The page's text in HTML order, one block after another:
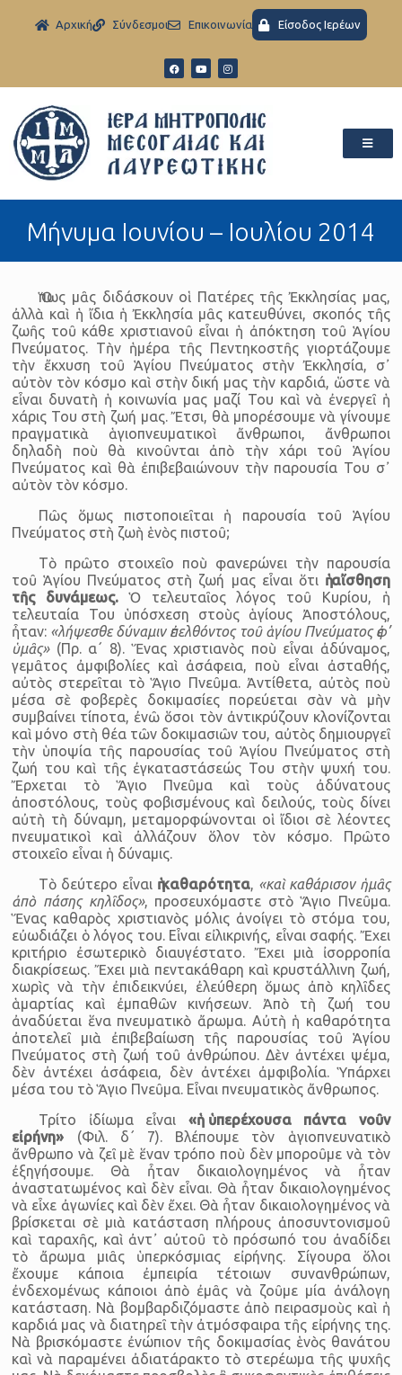
Aρχική Σύνδεσμοι Eπικοινωνία Είσοδος Ιερέων
Μήνυμα Ιουνίου – Ιουλίου 2014
Ὅπως μᾶς διδάσκουν οἱ Πατέρες τῆς Ἐκκλησίας μας,
ἀλλὰ καὶ ἡ ἴδια ἡ Ἐκκλησία μᾶς κατευθύνει, σκοπός τῆς
ζωῆς τοῦ κάθε χριστιανοῦ εἶναι ἡ ἀπόκτηση τοῦ Ἁγίου
Πνεύματος. Τὴν ἡμέρα τῆς Πεντηκοστῆς γιορτάζουμε
τὴν ἔκχυση τοῦ Ἁγίου Πνεύματος στὴν Ἐκκλησία, σ᾿
αὐτὸν τὸν κόσμο καὶ στὴν δική μας τὴν καρδιά, ὥστε νὰ
εἶναι δυνατὴ ἡ κοινωνία μας μαζί Του καὶ νὰ ἐνεργεῖ ἡ
χάρις Του στὴ ζωή μας. Ἔτσι, θὰ μπορέσουμε νὰ γίνουμε
πραγματικὰ ἁγιοπνευματικοὶ ἄνθρωποι, ἄνθρωποι
δηλαδὴ ποὺ θὰ κινοῦνται ἀπὸ τὴν χάρι τοῦ Ἁγίου
Πνεύματος καὶ θὰ ἐπιβεβαιώνουν τὴν παρουσία Του σ᾿
αὐτὸν τὸν κόσμο.
Πῶς ὅμως πιστοποιεῖται ἡ παρουσία τοῦ Ἁγίου
Πνεύματος στὴ ζωὴ ἑνὸς πιστοῦ;
Τὸ πρῶτο στοιχεῖο ποὺ φανερώνει τὴν παρουσία
τοῦ Ἁγίου Πνεύματος στὴ ζωή μας εἶναι ὅτι ἡ αἴσθηση
τῆς δυνάμεως. Ὁ τελευταῖος λόγος τοῦ Κυρίου, ἡ
τελευταία Του ὑπόσχεση στοὺς ἁγίους Ἀποστόλους,
ἦταν: «λήψεσθε δύναμιν ἐπελθόντος τοῦ ἁγίου Πνεύματος ἐφ’
ὑμᾶς» (Πρ. α΄ 8). Ἕνας χριστιανὸς ποὺ εἶναι ἀδύναμος,
γεμᾶτος ἀμφιβολίες καὶ ἀσάφεια, ποὺ εἶναι ἀσταθής,
αὐτὸς στερεῖται τὸ Ἅγιο Πνεῦμα. Ἀντίθετα, αὐτὸς ποὺ
μέσα σὲ φοβερὲς δοκιμασίες πορεύεται σὰν νὰ μὴν
συμβαίνει τίποτα, ἐνῶ ὅσοι τὸν ἀντικρύζουν κλονίζονται
καὶ μόνο στὴ θέα τῶν δοκιμασιῶν του, αὐτὸς δημιουργεῖ
τὴν ὑποψία τῆς παρουσίας τοῦ Ἁγίου Πνεύματος στὴ
ζωή του καὶ τῆς ἐγκαταστάσεώς Του στὴν ψυχή του.
Ἔρχεται τὸ Ἅγιο Πνεῦμα καὶ τοὺς ἀδύνατους
ἀποστόλους, τοὺς φοβισμένους καὶ δειλούς, τοὺς δίνει
αὐτὴ τὴ δύναμη, μεταμορφώνονται οἱ ἴδιοι σὲ λέοντες
πνευματικοὶ καὶ ἀλλάζουν ὅλον τὸν κόσμο. Πρῶτο
στοιχεῖο εἶναι ἡ δύναμις.
Τὸ δεύτερο εἶναι ἡ καθαρότητα, «καὶ καθάρισον ἡμᾶς
ἀπὸ πάσης κηλῖδος», προσευχόμαστε στὸ Ἅγιο Πνεῦμα.
Ἕνας καθαρὸς χριστιανὸς μόλις ἀνοίγει τὸ στόμα του,
εὐωδιάζει ὁ λόγος του. Εἶναι εἰλικρινής, εἶναι σαφής. Ἔχει
κριτήριο ἐσωτερικὸ διαυγέστατο. Ἔχει μιὰ ἰσορροπία
διακρίσεως. Ἔχει μιὰ πεντακάθαρη καὶ κρυστάλλινη ζωή,
χωρὶς νὰ τὴν ἐπιδεικνύει, ἐλεύθερη ὅμως ἀπὸ κηλῖδες
ἁμαρτίας καὶ ἐμπαθῶν κινήσεων. Ἀπὸ τὴ ζωή του
ἀναδύεται ἕνα πνευματικὸ ἄρωμα. Αὐτὴ ἡ καθαρότητα
ἀποτελεῖ μιὰ ἐπιβεβαίωση τῆς παρουσίας τοῦ Ἁγίου
Πνεύματος στὴ ζωή τοῦ ἀνθρώπου. Δὲν ἀντέχει ψέμα,
δὲν ἀντέχει ἀσάφεια, δὲν ἀντέχει ἀμφιβολία. Ὑπάρχει
μέσα του τὸ Ἅγιο Πνεῦμα. Εἶναι πνευματικὸς ἄνθρωπος.
Τρίτο ἰδίωμα εἶναι «ἡ ὑπερέχουσα πάντα νοῦν
εἰρήνη» (Φιλ. δ΄ 7). Βλέπουμε τὸν ἁγιοπνευνατικὸ
ἄνθρωπο νὰ ζεῖ μὲ ἕναν τρόπο ποὺ δὲν μποροῦμε νὰ τὸν
ἐξηγήσουμε. Θὰ ἦταν δικαιολογημένος νὰ ἦταν
ἀναστατωμένος καὶ δὲν εἶναι. Θὰ ἦταν δικαιολογημένος
νὰ εἶχε ἀγωνίες καὶ δὲν ἔχει. Θὰ ἦταν δικαιολογημένος νὰ
βρίσκεται σὲ μιὰ κατάσταση πλήρους ἀποσυντονισμοῦ
καὶ ταραχῆς, καὶ ἀντ᾿ αὐτοῦ τὸ πρόσωπό του ἀναδίδει
τὸ ἄρωμα μιᾶς ὑπερκόσμιας εἰρήνης. Σίγουρα ὅλοι
ἔχουμε κάποια ἐμπειρία τέτοιων συνανθρώπων,
ἐνδεχομένως κάποιοι ἀπὸ ἐμᾶς νὰ ζοῦμε μία ἀνάλογη
κατάσταση. Νὰ βομβαρδιζόμαστε ἀπὸ πειρασμοὺς καὶ ἡ
καρδιά μας νὰ διατηρεῖ τὴν ἀτμόσφαιρα τῆς εἰρήνης της.
Νὰ βρισκόμαστε ἐνώπιον τῆς δοκιμασίας ἑνὸς θανάτου
καὶ νὰ παραμένει ἀδιατάρακτο τὸ στερέωμα τῆς ψυχῆς